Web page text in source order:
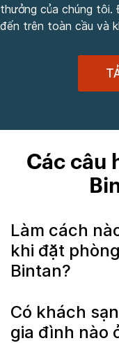
thưởng của chúng
đến trên toàn cầu và
Các câu
Làm cách
khi đặt
Bintan?
Có khách
gia đình nào